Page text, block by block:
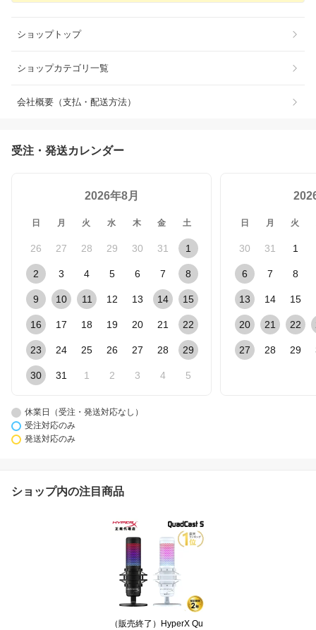
ショップトップ
ショップカテゴリ一覧
会社概要（支払・配送方法）
受注・発送カレンダー
2026年8月
日 月 火 水 木 金 土
26 27 28 29 30 31 1
2 3 4 5 6 7 8
9 10 11 12 13 14 15
16 17 18 19 20 21 22
23 24 25 26 27 28 29
30 31 1 2 3 4 5
日 月 火
30 31 1
6 7 8
13 14 15
20 21 22
27 28 29
休業日（受注・発送対応なし）
受注対応のみ
発送対応のみ
ショップ内の注目商品
（販売終了）HyperX Qu